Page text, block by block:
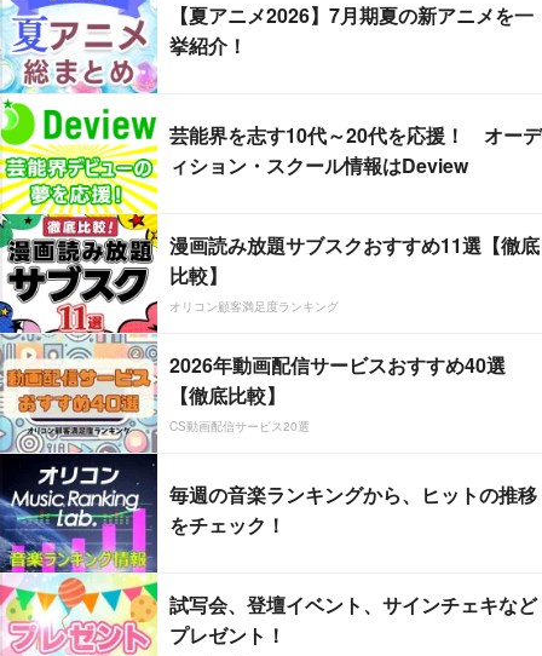
【夏アニメ2026】7月期夏の新アニメを一
挙紹介！
芸能界を志す10代～20代を応援！ オーデ
ィション・スクール情報はDeview
漫画読み放題サブスクおすすめ11選【徹底
比較】
オリコン顧客満足度ランキング
2026年動画配信サービスおすすめ40選
【徹底比較】
CS動画配信サービス20選
毎週の音楽ランキングから、ヒットの推移
をチェック！
試写会、登壇イベント、サインチェキなど
プレゼント！